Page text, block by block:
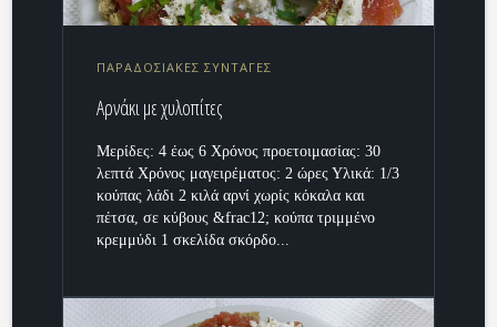
ΠΑΡΑΔΟΣΙΑΚΕΣ ΣΥΝΤΑΓΕΣ
Αρνάκι με χυλοπίτες
Μερίδες: 4 έως 6 Χρόνος προετοιμασίας: 30
λεπτά Χρόνος μαγειρέματος: 2 ώρες Υλικά: 1/3
κούπας λάδι 2 κιλά αρνί χωρίς κόκαλα και
πέτσα, σε κύβους &frac12; κούπα τριμμένο
κρεμμύδι 1 σκελίδα σκόρδο...